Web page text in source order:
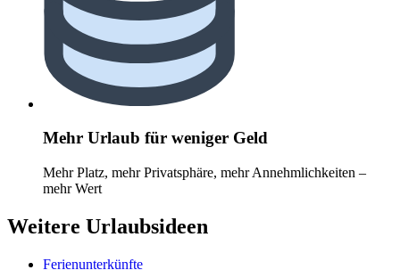
Mehr Urlaub für weniger Geld
Mehr Platz, mehr Privatsphäre, mehr Annehmlichkeiten –
mehr Wert
Weitere Urlaubsideen
Ferienunterkünfte